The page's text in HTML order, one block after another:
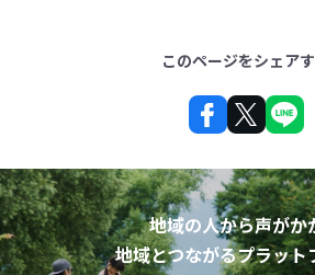
このページをシェア
地域の人から声がか
地域とつながるプラット